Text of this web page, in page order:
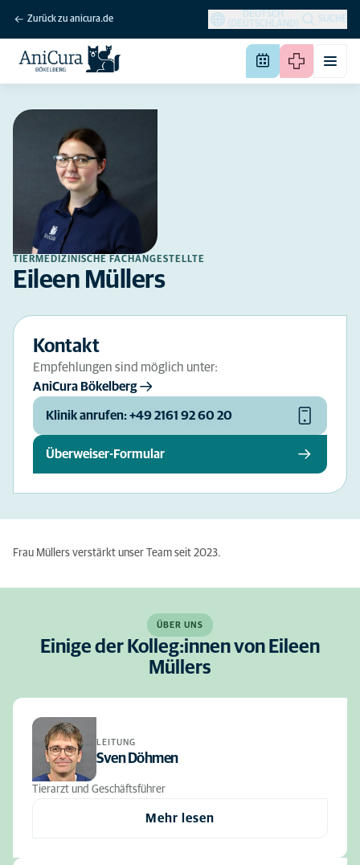
Zurück zu anicura.de
DEUTSCH
(DEUTSCHLAND)
SUCHE
TIERMEDIZINISCHE FACHANGESTELLTE
Eileen Müllers
Kontakt
Empfehlungen sind möglich unter:
AniCura Bökelberg
Klinik anrufen: +49 2161 92 60 20
Überweiser-Formular
Frau Müllers verstärkt unser Team seit 2023.
ÜBER UNS
Einige der Kolleg:innen von Eileen
Müllers
LEITUNG
Sven Döhmen
Tierarzt und Geschäftsführer
Mehr lesen